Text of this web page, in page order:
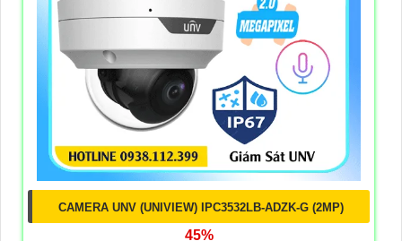
CAMERA UNV (UNIVIEW) IPC3532LB-ADZK-G (2MP)
45%